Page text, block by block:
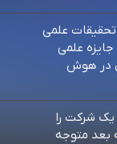
تحقیقات علمی
علمی
در هوش
شرکت را
بعد متوجه